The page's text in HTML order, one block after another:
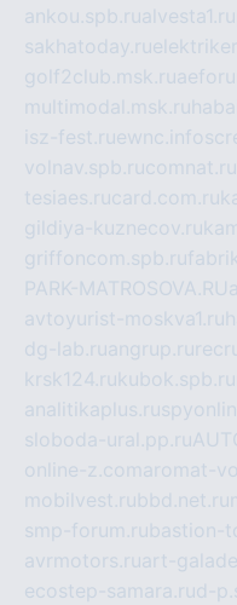
ankou.spb.rualvesta1.ru
sakhatoday.ru
golf2club.msk.ru
multimodal.msk.ru
isz-fest.ruewnc.info
volnav.spb.rucomnat.ru
tesiaes.rucard.com.ru
gildiya-kuznecov.ru
griffoncom.spb.ru
PARK-MATROSOVA.RU
avtoyurist-moskva1.ru
dg-lab.ruangrup.ru
krsk124.rukubok.spb.ru
analitikaplus.ru
sloboda-ural.pp.ru
online-z.comaromat-
mobilvest.rubbd.net.ru
smp-forum.rubastion-
avrmotors.ruart-
ecostep-samara.rud-